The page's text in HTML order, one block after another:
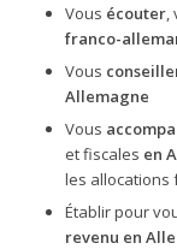
Vous écouter,
franco-
Vous
Allemagne
Vous
et fiscales en
les allocations
Établir pour
revenu en